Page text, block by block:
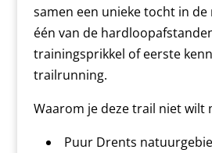
samen een unieke tocht in de
één van de
trainingsprikkel of eerste
trailrunning.
Waarom je deze trail niet wilt
Puur Drents